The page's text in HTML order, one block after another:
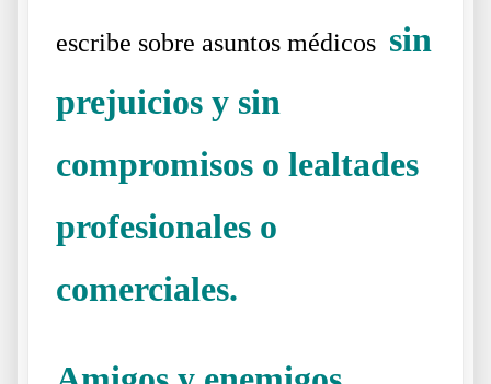
escribe sobre asuntos médicos sin
prejuicios y sin
compromisos o lealtades
profesionales o
comerciales.